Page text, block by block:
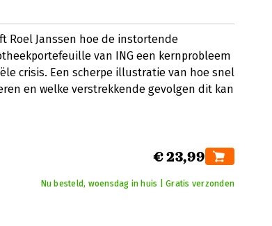
Roel Janssen hoe de instortende
van ING een kernprobleem
crisis. Een scherpe illustratie van hoe snel
en welke verstrekkende gevolgen dit kan
€ 23,99
Nu besteld, woensdag in huis | Gratis verzonden